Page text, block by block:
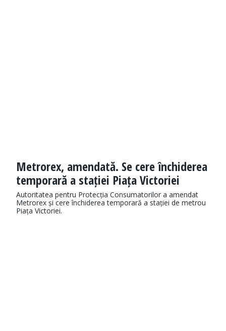
Metrorex, amendată. Se cere închiderea
temporară a stației Piața Victoriei
Autoritatea pentru Protecția Consumatorilor a amendat
Metrorex și cere închiderea temporară a stației de metrou
Piața Victoriei.